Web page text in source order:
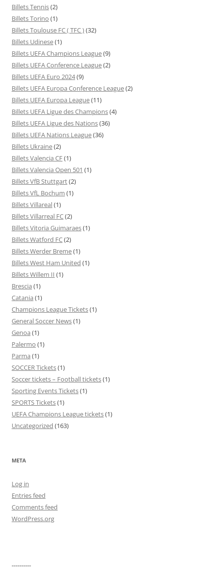
Billets Tennis(2)
Billets Torino (1)
Billets Toulouse FC ( TFC )(32)
Billets Udinese(1)
Billets UEFA Champions League(9)
Billets UEFA Conference League(2)
Billets UEFA Euro 2024(9)
Billets UEFA Europa Conference League(2)
Billets UEFA Europa League(11)
Billets UEFA Ligue des Champions(4)
Billets UEFA Ligue des Nations(36)
Billets UEFA Nations League(36)
Billets Ukraine(2)
Billets Valencia CF(1)
Billets Valencia Open 501 (1)
Billets VfB Stuttgart(2)
Billets VfL Bochum (1)
Billets Villareal(1)
Billets Villarreal FC(2)
Billets Vitoria Guimaraes(1)
Billets Watford FC(2)
Billets Werder Breme(1)
Billets West Ham United (1)
Billets Willem II (1)
Brescia (1)
Catania (1)
Champions League Tickets(1)
General Soccer News(1)
Genoa (1)
Palermo (1)
Parma (1)
SOCCER Tickets(1)
Soccer tickets – Football tickets(1)
Sporting Events Tickets(1)
SPORTS Tickets(1)
UEFA Champions League tickets(1)
Uncategorized (163)
META
Log in
Entries feed
Comments feed
WordPress.org
----------